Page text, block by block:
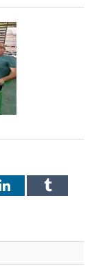
LinkedInTumblr